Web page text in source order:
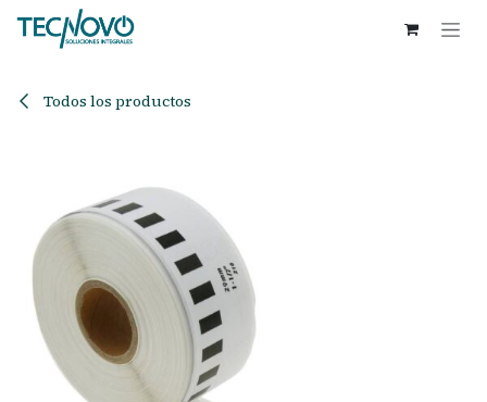
Ir al contenido
Todos los productos